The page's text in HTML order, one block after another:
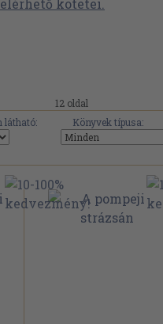
elérhető kötetei.
12 oldal
látható: Könyvek típusa: